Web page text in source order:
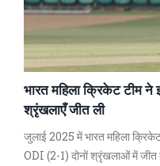
भारत महिला क्रिकेट टीम
श्रृंखलाएँ जीत ली
जुलाई 2025 में भारत महिला
ODI (2-1) दोनों श्रृंखलाओं में जीत